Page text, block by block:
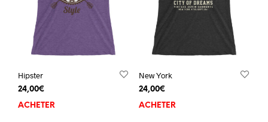
Hipster
24,00€
ACHETER
New York
24,00€
ACHETER